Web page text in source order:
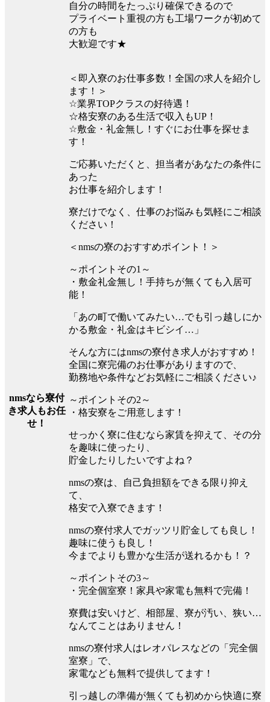
自分の時間をたっぷり確保できるので
プライベート重視の方も工場ワークが初めて
の方も
大歓迎です★
nmsなら寮付
き求人もお任
せ！
＜即入寮のお仕事多数！全国の求人を紹介し
ます！＞
☆業界TOPクラスの好待遇！
☆格安寮のある生活で収入もUP！
☆敷金・礼金無し！すぐにお仕事を探せま
す！
ご応募いただくと、担当者があなたの条件に
あった
お仕事を紹介します！
寮だけでなく、仕事のお悩みも気軽にご相談
ください！
＜nmsの寮のおすすめポイント！＞
～ポイントその1～
・敷金礼金無し！手持ちが無くても入居可
能！
「あの町で働いてみたい…でも引っ越しにか
かる敷金・礼金はキビシイ…」
そんな方にはnmsの寮付き求人がおすすめ！
全国に寮完備のお仕事がありますので、
勤務地や条件などお気軽にご相談ください♪
～ポイントその2～
・格安寮をご用意します！
せっかく寮に住むなら家賃を抑えて、その分
を趣味に使ったり、
貯金したりしたいですよね？
nmsの寮は、自己負担額をできる限り抑え
て、
格安で入寮できます！
nmsの寮付求人でガッツリ貯金しても良し！
趣味に使うも良し！
今までよりも豊かな生活が送れるかも！？
～ポイントその3～
・完全個室寮！家具や家電も無料で完備！
寮費は安いけど、相部屋、寮が汚い、狭い…
なんてことはありません！
nmsの寮付求人はレオパレスなどの「完全個
室寮」で、
家電なども無料で提供してます！
引っ越しの準備が無くても初めから快適に寮